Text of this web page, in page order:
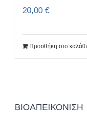
20,00 €
Προσθήκη στο καλάθι
ΒΙΟΑΠΕΙΚΌΝΙΣΗ